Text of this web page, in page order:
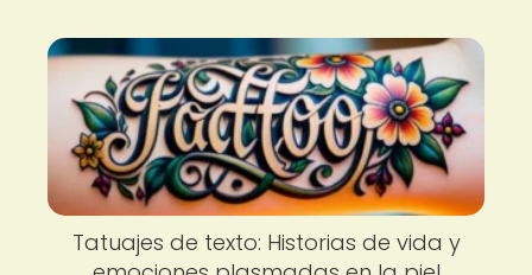
Tatuajes de texto: Historias de vida y